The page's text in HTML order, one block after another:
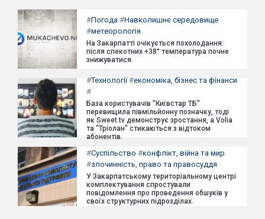
#Погода #Навколишнє середовище
#метеорологія
На Закарпатті очікується похолодання:
після спекотних +38° температура почне
знижуватися.
#Технології#економіка, бізнес та фінанси
#
База користувачів "Київстар ТБ"
перевищила півмільйонну позначку, тоді
як Sweet.tv демонструє зростання, а Volia
та "Тріолан" стикаються з відтоком
абонентів.
#Суспільство #конфлікт, війна та мир
#злочинність, право та правосуддя
У Закарпатському територіальному центрі
комплектування спростували
повідомлення про проведення обшуків у
своїх структурних підрозділах.